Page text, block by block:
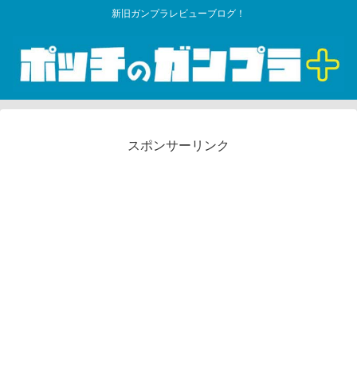
新旧ガンプラレビューブログ！
スポンサーリンク